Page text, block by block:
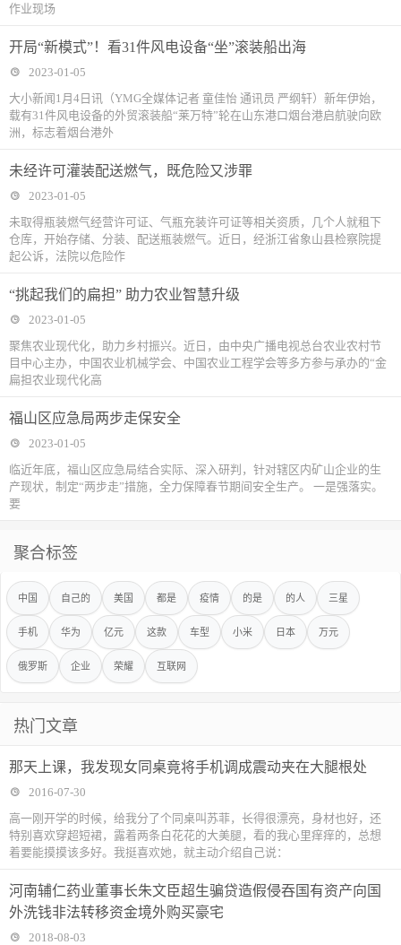
作业现场
开局“新模式”！看31件风电设备“坐”滚装船出海
2023-01-05
大小新闻1月4日讯（YMG全媒体记者 童佳怡 通讯员 严纲轩）新年伊始，
载有31件风电设备的外贸滚装船“莱万特”轮在山东港口烟台港启航驶向欧
洲，标志着烟台港外
未经许可灌装配送燃气，既危险又涉罪
2023-01-05
未取得瓶装燃气经营许可证、气瓶充装许可证等相关资质，几个人就租下
仓库，开始存储、分装、配送瓶装燃气。近日，经浙江省象山县检察院提
起公诉，法院以危险作
“挑起我们的扁担” 助力农业智慧升级
2023-01-05
聚焦农业现代化，助力乡村振兴。近日，由中央广播电视总台农业农村节
目中心主办，中国农业机械学会、中国农业工程学会等多方参与承办的“金
扁担农业现代化高
福山区应急局两步走保安全
2023-01-05
临近年底，福山区应急局结合实际、深入研判，针对辖区内矿山企业的生
产现状，制定“两步走”措施，全力保障春节期间安全生产。 一是强落实。
要
聚合标签
中国 自己的 美国 都是 疫情 的是 的人 三星
手机 华为 亿元 这款 车型 小米 日本 万元
俄罗斯 企业 荣耀 互联网
热门文章
那天上课，我发现女同桌竟将手机调成震动夹在大腿根处
2016-07-30
高一刚开学的时候，给我分了个同桌叫苏菲，长得很漂亮，身材也好，还
特别喜欢穿超短裙，露着两条白花花的大美腿，看的我心里痒痒的，总想
着要能摸摸该多好。我挺喜欢她，就主动介绍自己说：
河南辅仁药业董事长朱文臣超生骗贷造假侵吞国有资产向国
外洗钱非法转移资金境外购买豪宅
2018-08-03